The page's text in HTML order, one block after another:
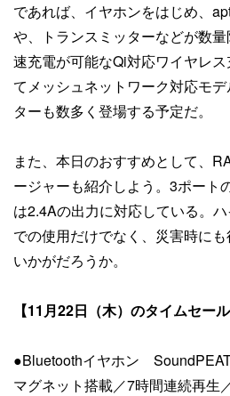
であれば、イヤホンをはじめ、
や、トランスミッターなどが数
速充電が可能なQi対応ワイヤレ
てメッシュネットワーク対応モ
ターも数多く登場する予定だ。
また、本日のおすすめとして、
ージャーも紹介しよう。3ポート
は2.4Aの出力に対応している。
での使用だけでなく、災害時に
いかがだろうか。
【11月22日（木）のタイムセー
●Bluetoothイヤホン
マグネット搭載／7時間連続再生